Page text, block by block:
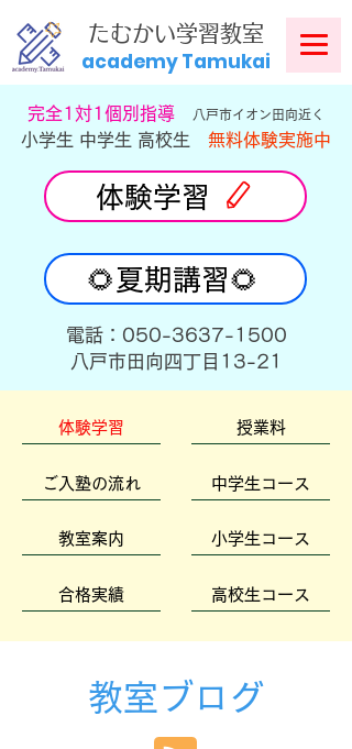
​たむかい学習教室
academy Tamukai
​完全1対1個別指導 八戸市イオン田向近く
小学生 中学生 高校生 無料体験実施中
体験学習
🌻夏期講習🌻
​電話：050-3637-1500
​八戸市田向四丁目13-21
体験学習
ご入塾の流れ
教室案内
合格実績
授業料
中学生コース
小学生コース
高校生コース
教室ブログ